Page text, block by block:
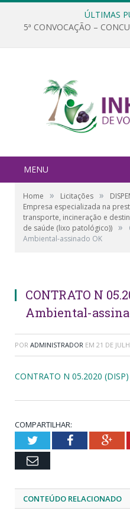
ÚLTIMAS
5ª CONVOCAÇÃO –
MENU
Home » Licitações »
Empresa especializada na
transporte, incineração e
de saúde (lixo patológico)) »
Ambiental-assinado OK
CONTRATO N
Ambiental-
POR ADMINISTRADOR EM 21 DE
CONTRATO N 05.2020
COMPARTILHAR:
TwitterFacebook
Email
CONTEÚDO RELACIONADO